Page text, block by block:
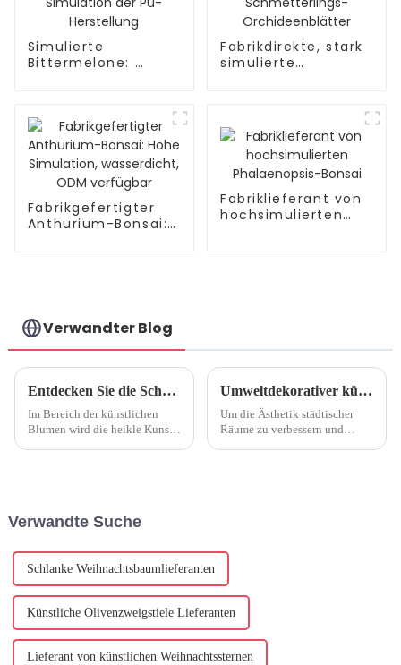
Simulierte
Bittermelone: ​​
Fabrikdirekte, stark
simulierte
Fabrikgefertigter
Anthurium-Bonsai:
Fabriklieferant von
hochsimulierten
Verwandter Blog
Entdecken Sie die Schönheit der Natur, lassen Sie den Charme des Lebens erblühen – Kunstblumenfabrik
Im Bereich der künstlichen
Blumen wird die heikle Kunst,
engagieren wir uns...
Umweltdekorativer künstlicher Baum
Um die Ästhetik städtischer
Räume zu verbessern und
entwerfen und zu installieren ...
Verwandte Suche
Schlanke Weihnachtsbaumlieferanten
Künstliche Olivenzweigstiele Lieferanten
Lieferant von künstlichen Weihnachtssternen